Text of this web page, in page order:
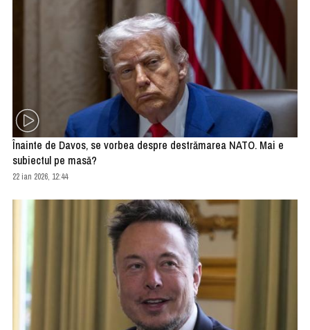
Înainte de Davos, se vorbea despre destrămarea NATO. Mai e
subiectul pe masă?
22 ian 2026, 12:44